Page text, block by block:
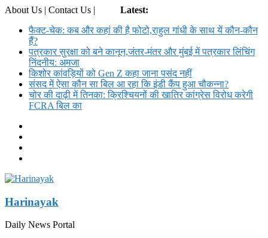
About Us | Contact Us |
Latest:
फैक्ट-चेक: कब और कहां की है फोटो,राहुल गांधी के साथ यें कौन-कौन
हैं?
पत्रकार सुरक्षा को बने कानून,जंतर-मंतर और मुंबई में पत्रकार लिंचिंग
निंदनीय: अमजा
किशोर कांवड़ियों को Gen Z कहा जाना पसंद नहीं
संसद में ऐसा कौन सा बिल आ रहा कि इंडी कैंप हुआ चौकन्ना?
चोर की दाढ़ी में तिनका: क्रिश्चियनों की खातिर कांग्रेस विरोध करेगी
FCRA बिल का
Harinayak
Daily News Portal